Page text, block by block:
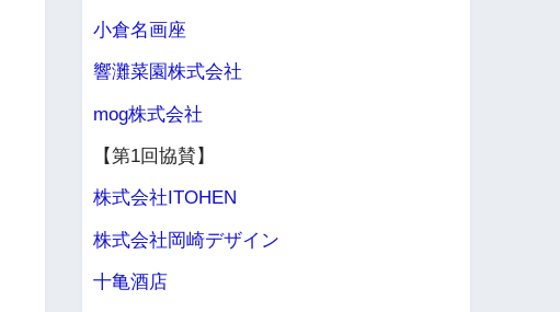
小倉名画座
響灘菜園株式会社
mog株式会社
【第1回協賛】
株式会社ITOHEN
株式会社岡崎デザイン
十亀酒店